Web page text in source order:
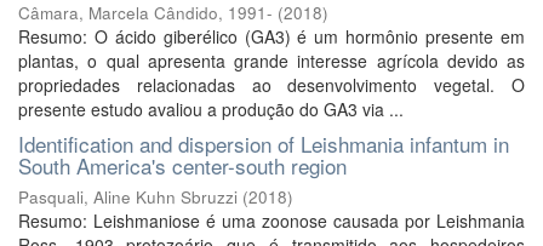
Câmara, Marcela Cândido, 1991- (2018)
Resumo: O ácido giberélico (GA3) é um hormônio presente em
plantas, o qual apresenta grande interesse agrícola devido as
propriedades relacionadas ao desenvolvimento vegetal. O
presente estudo avaliou a produção do GA3 via ...
Identification and dispersion of Leishmania infantum in
South America's center-south region
Pasquali, Aline Kuhn Sbruzzi (2018)
Resumo: Leishmaniose é uma zoonose causada por Leishmania